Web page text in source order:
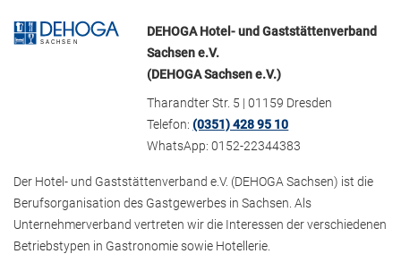
DEHOGA Hotel- und Gaststättenverband
Sachsen e.V.
(DEHOGA Sachsen e.V.)
Tharandter Str. 5 | 01159 Dresden
Telefon:(0351) 428 95 10
WhatsApp: 0152-22344383
Der Hotel- und Gaststättenverband e.V. (DEHOGA Sachsen) ist die
Berufsorganisation des Gastgewerbes in Sachsen. Als
Unternehmerverband vertreten wir die Interessen der verschiedenen
Betriebstypen in Gastronomie sowie Hotellerie.